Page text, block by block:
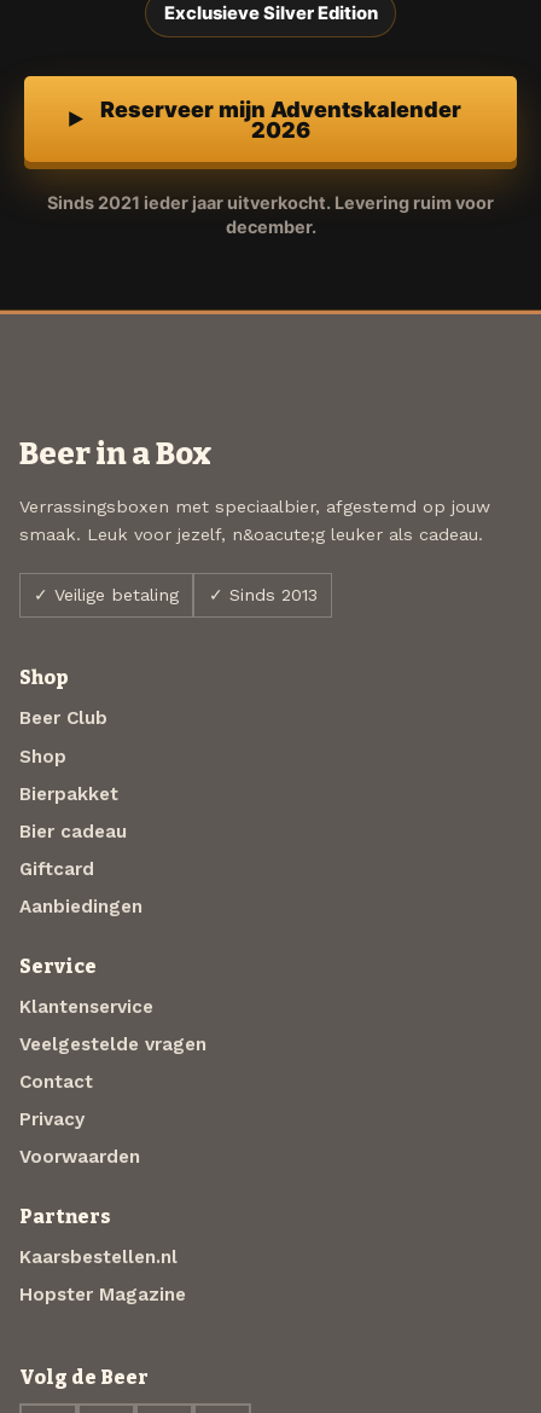
Exclusieve Silver Edition
Reserveer mijn Adventskalender
2026
Sinds 2021 ieder jaar uitverkocht. Levering ruim voor
december.
Beer in a Box
Verrassingsboxen met speciaalbier, afgestemd op jouw
smaak. Leuk voor jezelf, n&oacute;g leuker als cadeau.
✓ Veilige betaling ✓ Sinds 2013
Shop
Beer Club
Shop
Bierpakket
Bier cadeau
Giftcard
Aanbiedingen
Service
Klantenservice
Veelgestelde vragen
Contact
Privacy
Voorwaarden
Partners
Kaarsbestellen.nl
Hopster Magazine
Volg de Beer